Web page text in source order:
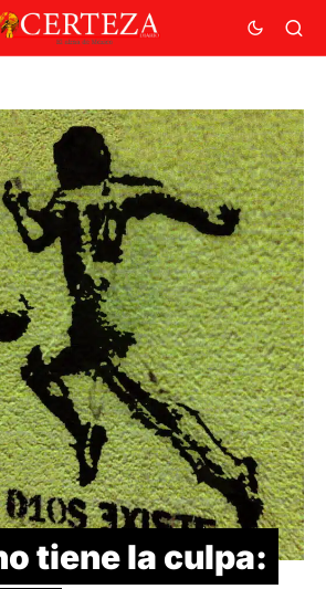
tiene la culpa: